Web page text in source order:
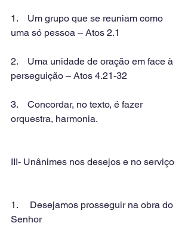
1.    Um grupo que se reuniam como
uma só pessoa – Atos 2.1
2.    Uma unidade de oração em face à
perseguição – Atos 4.21-32
3.    Concordar, no texto, é fazer
orquestra, harmonia.
III- Unânimes nos desejos e no serviço
1.     Desejamos prosseguir na obra do
Senhor